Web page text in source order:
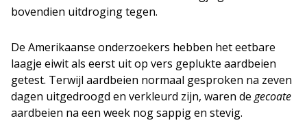
bovendien uitdroging tegen.
De Amerikaanse onderzoekers hebben het eetbare
laagje eiwit als eerst uit op vers geplukte aardbeien
getest. Terwijl aardbeien normaal gesproken na zeven
dagen uitgedroogd en verkleurd zijn, waren de gecoate
aardbeien na een week nog sappig en stevig.